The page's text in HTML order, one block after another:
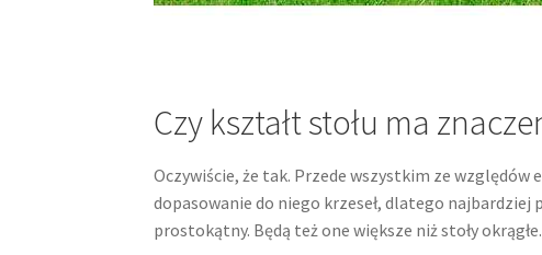
Czy kształt stołu ma
Oczywiście, że tak. Przede wszystkim ze
dopasowanie do niego krzeseł, dlatego
prostokątny. Będą też one większe niż stoły okrągłe.